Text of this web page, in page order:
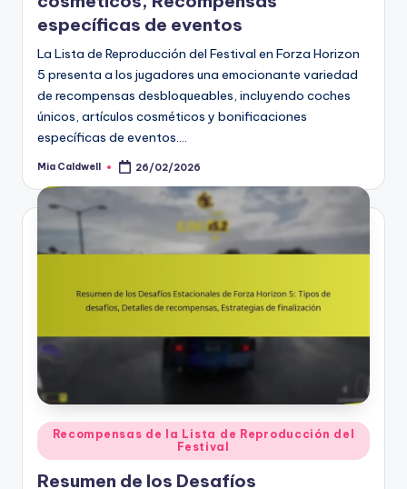
específicas de eventos
La Lista de Reproducción del Festival en Forza Horizon
5 presenta a los jugadores una emocionante variedad
de recompensas desbloqueables, incluyendo coches
únicos, artículos cosméticos y bonificaciones
específicas de eventos.…
Posted
Mia Caldwell 26/02/2026
Posted
in
Recompensas de la Lista de Reproducción del
Festival
Resumen de los Desafíos